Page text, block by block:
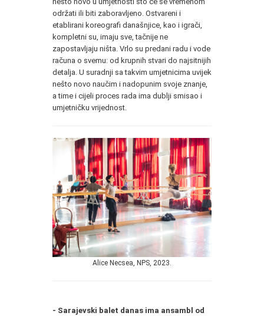
održati ili biti zaboravljeno. Ostvareni i
etablirani koreografi današnjice, kao i igrači,
kompletni su, imaju sve, tačnije ne
zapostavljaju ništa. Vrlo su predani radu i vode
računa o svemu: od krupnih stvari do najsitnijih
detalja. U suradnji sa takvim umjetnicima uvijek
nešto novo naučim i nadopunim svoje znanje,
a time i cijeli proces rada ima dublji smisao i
umjetničku vrijednost.
Alice Necsea, NPS, 2023.
- Sarajevski balet danas ima ansambl od